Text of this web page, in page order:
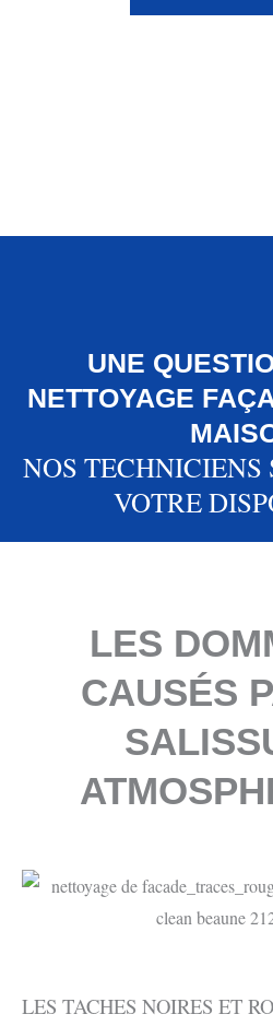
UNE
NETTOYAGE
NOS
VOTRE
LES
CAUSÉS
LES TACHES NOIRES ET